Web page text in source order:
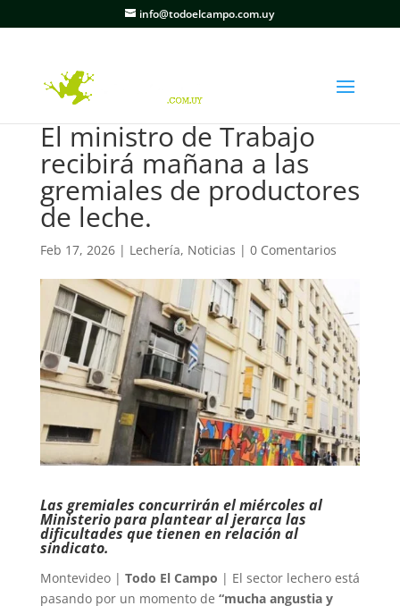
info@todoelcampo.com.uy
El ministro de Trabajo
recibirá mañana a las
gremiales de productores
de leche.
Feb 17, 2026| Lechería, Noticias | 0 Comentarios
Las gremiales concurrirán el miércoles al
Ministerio para plantear al jerarca las
dificultades que tienen en relación al
sindicato.
Montevideo | Todo El Campo | El sector lechero está
pasando por un momento de “mucha angustia y